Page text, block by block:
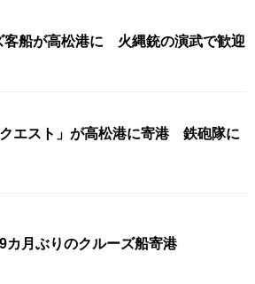
客船が高松港に 火縄銃の演武で歓迎
エスト」が高松港に寄港 鉄砲隊に
月ぶりのクルーズ船寄港